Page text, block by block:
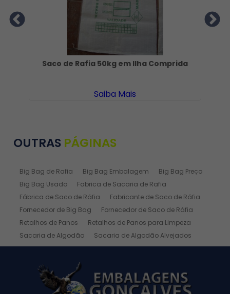
Saco de Rafia 50kg em Ilha Comprida
Saiba Mais
OUTRAS PÁGINAS
Big Bag de Rafia Big Bag Embalagem
Big Bag Preço
Big Bag Usado
Fabrica de Sacaria de Rafia
Fábrica de Saco de Ráfia
Fabricante de Saco de Ráfia
Fornecedor de Big Bag
Fornecedor de Saco de Ráfia
Retalhos de Panos
Retalhos de Panos para Limpeza
Sacaria de Algodão
Sacaria de Algodão Alvejados
Sacaria de Ráfia
Sacaria de Rafia Laminada
Saco de Rafia
Saco de Rafia 100 Kg
Saco de Rafia 20kg
Saco de Ráfia 25 Kg